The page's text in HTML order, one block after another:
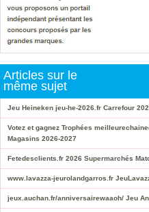
Articles sur le
même sujet
Jeu Heineken jeu-he-2026.fr Carrefour
Votez et gagnez Trophées
Magasins 2026-2027
Fetedesclients.fr 2026 Supermarchés
www.lavazza-jeurolandgarros.fr
jeux.auchan.fr/anniversairewaaoh/ Jeu